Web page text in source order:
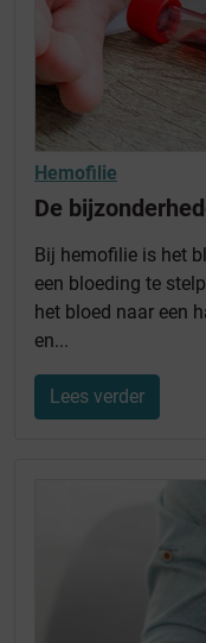
Hemofilie
De
Bij hemofilie is het
een bloeding te
het bloed naar een
en...
Lees verder